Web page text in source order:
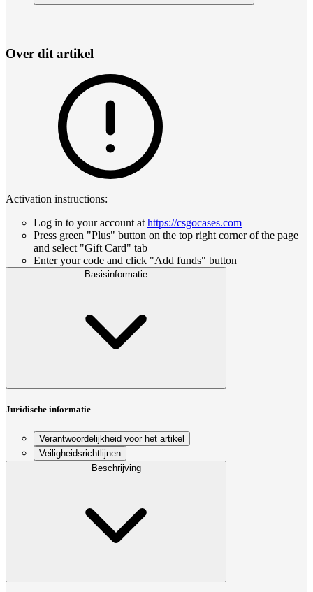
Over dit artikel
Activation instructions:
Log in to your account at https://csgocases.com
Press green "Plus" button on the top right corner of the page
and select "Gift Card" tab
Enter your code and click "Add funds" button
Basisinformatie
Juridische informatie
Verantwoordelijkheid voor het artikel
Veiligheidsrichtlijnen
Beschrijving